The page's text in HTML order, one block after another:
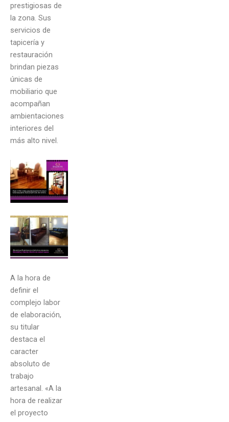
prestigiosas de
la zona. Sus
servicios de
tapicería y
restauración
brindan piezas
únicas de
mobiliario que
acompañan
ambientaciones
interiores del
más alto nivel.
A la hora de
definir el
complejo labor
de elaboración,
su titular
destaca el
caracter
absoluto de
trabajo
artesanal. «A la
hora de realizar
el proyecto